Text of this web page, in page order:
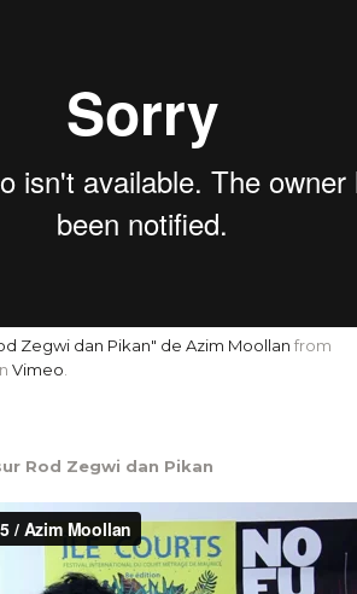
Zegwi dan Pikan" de Azim Moollan from
Vimeo.
Rod Zegwi dan Pikan